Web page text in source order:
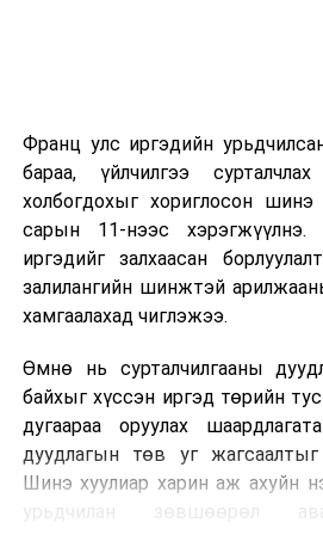
2026 оны 9 дүгээр
дотуур байранд оруулж
Сургууль, цэцэрлэгийн
зохицуулалт
2026 оны 8 дугаар
байранд элсэлт,
арга хэмжээ зохион
Франц улс иргэдийн
бараа, үйлчилгээ
холбогдохыг хориглосон шинэ
сарын 11-нээс хэрэгжүүлнэ.
иргэдийг залхаасан
залилангийн шинжтэй
хамгаалахад чиглэжээ.
Өмнө нь сурталчилгааны
байхыг хүссэн иргэд төрийн
дугаараа оруулах
дуудлагын төв уг
Шинэ хуулиар харин аж ахуйн
урьдчилан зөвшөөрөл